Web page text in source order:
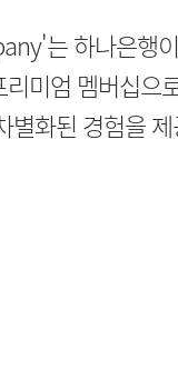
는 하나은행
미엄 멤버십으
별화된 경험을